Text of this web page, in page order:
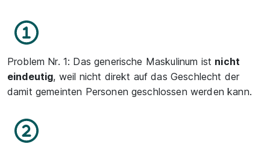
Problem Nr. 1: Das generische Maskulinum ist nicht
eindeutig, weil nicht direkt auf das Geschlecht der
damit gemeinten Personen geschlossen werden kann.